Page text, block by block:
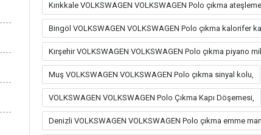
Kırıkkale VOLKSWAGEN VOLKSWAGEN Polo çıkma
Bingöl VOLKSWAGEN VOLKSWAGEN Polo çıkma kalorifer
Kırşehir VOLKSWAGEN VOLKSWAGEN Polo çıkma piyano
Muş VOLKSWAGEN VOLKSWAGEN Polo çıkma sinyal kolu,
VOLKSWAGEN VOLKSWAGEN Polo Çıkma Kapı Döşemesi,
Denizli VOLKSWAGEN VOLKSWAGEN Polo çıkma emme